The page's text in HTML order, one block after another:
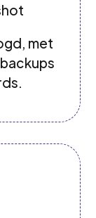
met